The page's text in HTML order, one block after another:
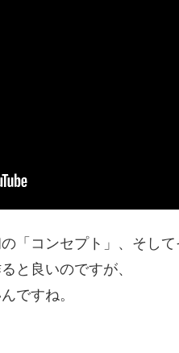
「コンセプト」、そして
と良いのですが、
ですね。